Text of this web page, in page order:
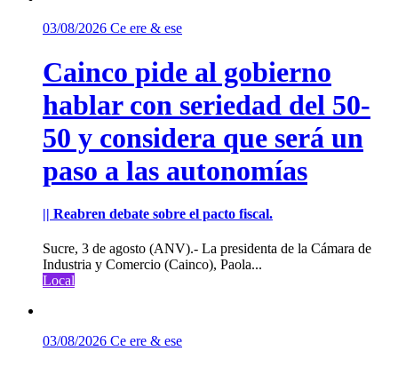
03/08/2026 Ce ere & ese
Cainco pide al gobierno
hablar con seriedad del 50-
50 y considera que será un
paso a las autonomías
|| Reabren debate sobre el pacto fiscal.
Sucre, 3 de agosto (ANV).- La presidenta de la Cámara de
Industria y Comercio (Cainco), Paola...
Local
03/08/2026 Ce ere & ese